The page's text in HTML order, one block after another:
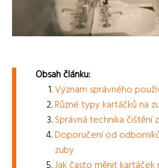
Obsah článku:
Význam správného
Různé typy kartáčků na
Správná technika čištění
Doporučení od
zuby